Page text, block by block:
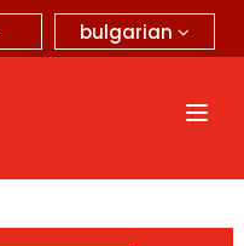
bulgarian